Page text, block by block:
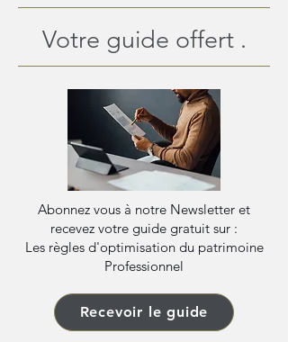
Votre guide offert .
Abonnez vous à notre Newsletter et
recevez votre guide gratuit sur :
Les règles d'optimisation du patrimoine
Professionnel
Recevoir le guide